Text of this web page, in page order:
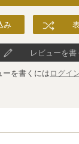
み
レビューを書
を書くには ログイ